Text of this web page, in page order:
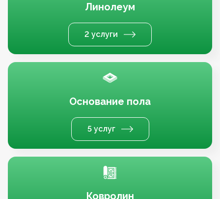
Линолеум
2 услуги
Основание пола
5 услуг
Ковролин